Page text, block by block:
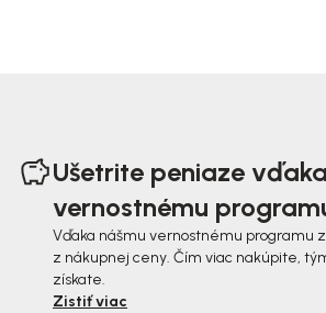
Ušetrite peniaze vďaka
vernostnému
Vďaka nášmu vernostnému programu
z nákupnej ceny. Čím viac nakúpite,
získate.
Zistiť viac